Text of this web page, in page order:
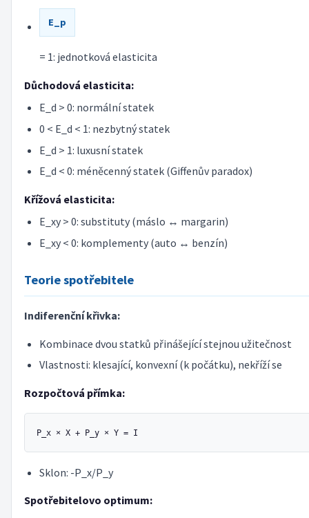
E_p
= 1: jednotková elasticita
Důchodová elasticita:
E_d > 0: normální statek
0 < E_d < 1: nezbytný statek
E_d > 1: luxusní statek
E_d < 0: méněcenný statek (Giffenův paradox)
Křížová elasticita:
E_xy > 0: substituty (máslo ↔ margarin)
E_xy < 0: komplementy (auto ↔ benzín)
Teorie spotřebitele
Indiferenční křivka:
Kombinace dvou statků přinášející stejnou užitečnost
Vlastnosti: klesající, konvexní (k počátku), nekříží se
Rozpočtová přímka:
Sklon: -P_x/P_y
Spotřebitelovo optimum: